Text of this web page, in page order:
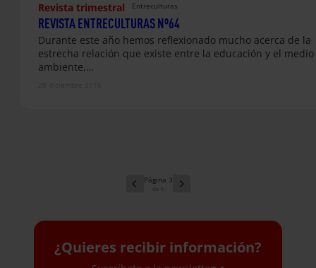
Revista trimestral Entreculturas
REVISTA ENTRECULTURAS Nº64
Durante​ ​este​ ​año​ ​hemos​ ​reflexionado​ ​mucho​ ​acerca​ ​de​ ​la​ ​
estrecha​ ​relación​ ​que​ ​existe​ ​entre la​ ​educación​ ​y​ ​el​ ​medio​ ​
ambiente,​…
3
¿Quieres recibir información?